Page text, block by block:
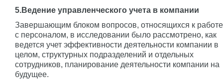
5.Ведение управленческого учета в компании
Завершающим блоком вопросов, относящихся к работе
с персоналом, в исследовании было рассмотрено, как
ведется учет эффективности деятельности компании в
целом, структурных подразделений и отдельных
сотрудников, планирование деятельности компании на
будущее.